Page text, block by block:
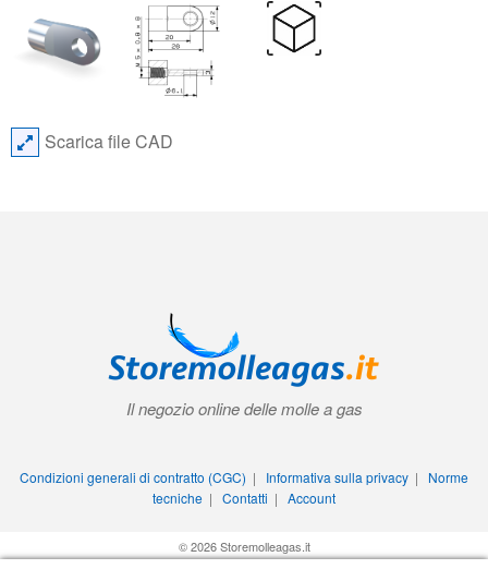
Scarica file CAD
Il negozio online delle molle a gas
Condizioni generali di contratto (CGC) | Informativa sulla privacy | Norme
tecniche | Contatti | Account
© 2026 Storemolleagas.it